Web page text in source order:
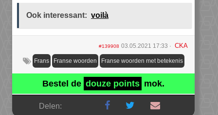
Ook interessant: voilà
#139908 03.05.2021 17:33 CKA
Frans Franse woorden Franse woorden met betekenis
Bestel de douze points mok.
Delen: